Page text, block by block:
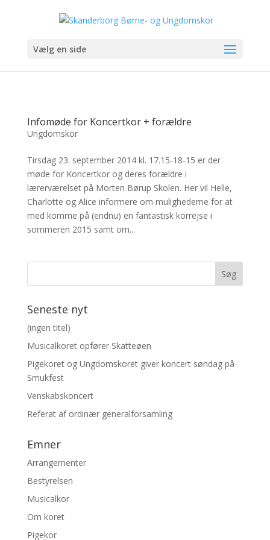
Vælg en side
Infomøde for Koncertkor + forældre
Ungdomskor
Tirsdag 23. september 2014 kl. 17.15-18-15 er der
møde for Koncertkor og deres forældre i
lærerværelset på Morten Børup Skolen. Her vil Helle,
Charlotte og Alice informere om mulighederne for at
med komme på (endnu) en fantastisk korrejse i
sommeren 2015 samt om...
Seneste nyt
(ingen titel)
Musicalkoret opfører Skatteøen
Pigekoret og Ungdomskoret giver koncert søndag på
Smukfest
Venskabskoncert
Referat af ordinær generalforsamling
Emner
Arrangementer
Bestyrelsen
Musicalkor
Om koret
Pigekor